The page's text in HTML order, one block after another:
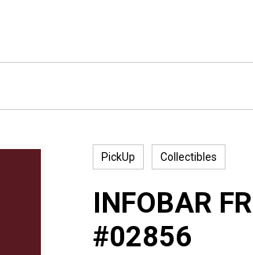
PickUp Collectibles
INFOBAR
#02856